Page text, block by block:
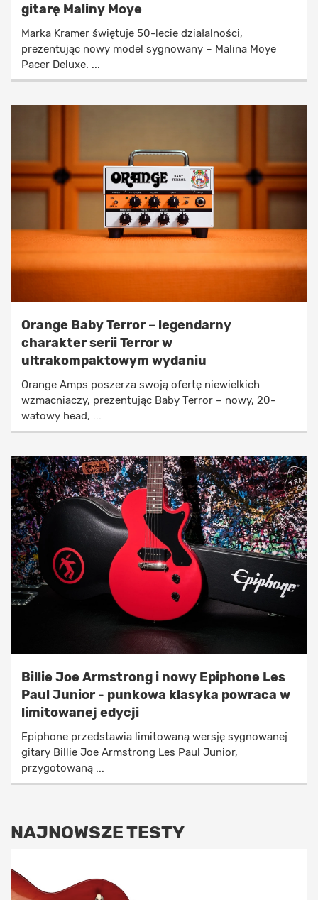
gitarę Maliny Moye
Marka Kramer świętuje 50-lecie działalności,
prezentując nowy model sygnowany – Malina Moye
Pacer Deluxe. ...
Orange Baby Terror – legendarny
charakter serii Terror w
ultrakompaktowym wydaniu
Orange Amps poszerza swoją ofertę niewielkich
wzmacniaczy, prezentując Baby Terror – nowy, 20-
watowy head, ...
Billie Joe Armstrong i nowy Epiphone Les
Paul Junior - punkowa klasyka powraca w
limitowanej edycji
Epiphone przedstawia limitowaną wersję sygnowanej
gitary Billie Joe Armstrong Les Paul Junior,
przygotowaną ...
NAJNOWSZE TESTY